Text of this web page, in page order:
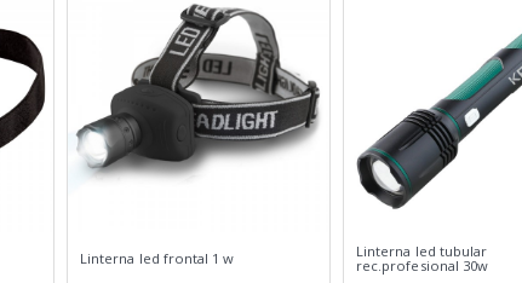
Linterna led frontal 1 w
Linterna led tubular
rec.profesional 30w